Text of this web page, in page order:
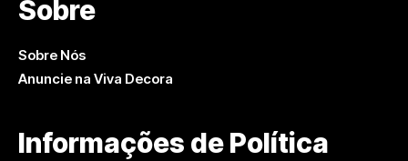
Sobre
Sobre Nós
Anuncie na Viva Decora
Informações de Política